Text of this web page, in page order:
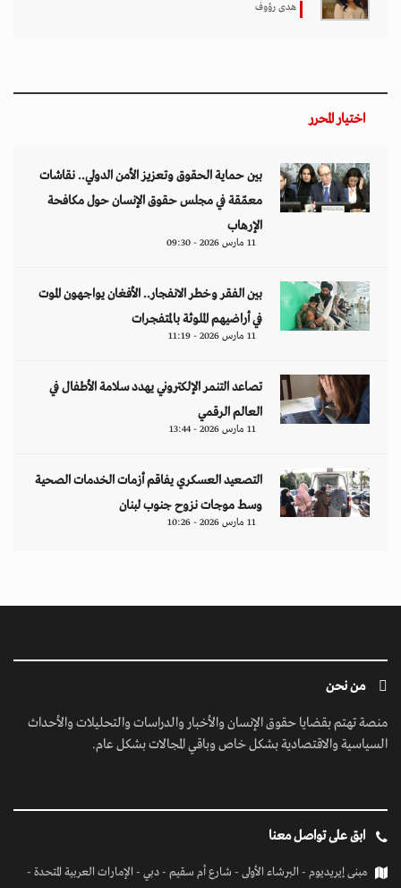
هدى رؤوف
اختيار المحرر
بين حماية الحقوق وتعزيز الأمن الدولي.. نقاشات
معمّقة في مجلس حقوق الإنسان حول مكافحة
الإرهاب
11 مارس 2026 - 09:30
بين الفقر وخطر الانفجار.. الأفغان يواجهون الموت
في أراضيهم الملوثة بالمتفجرات
11 مارس 2026 - 11:19
تصاعد التنمر الإلكتروني يهدد سلامة الأطفال في
العالم الرقمي
11 مارس 2026 - 13:44
التصعيد العسكري يفاقم أزمات الخدمات الصحية
وسط موجات نزوح جنوب لبنان
11 مارس 2026 - 10:26
من نحن
منصة تهتم بقضايا حقوق الإنسان والأخبار والدراسات والتحليلات والأحداث
السياسية والاقتصادية بشكل خاص وباقي المجالات بشكل عام.
ابق على تواصل معنا
مبنى إيريديوم - البرشاء الأولى - شارع أم سقيم - دبي - الإمارات العربية المتحدة -